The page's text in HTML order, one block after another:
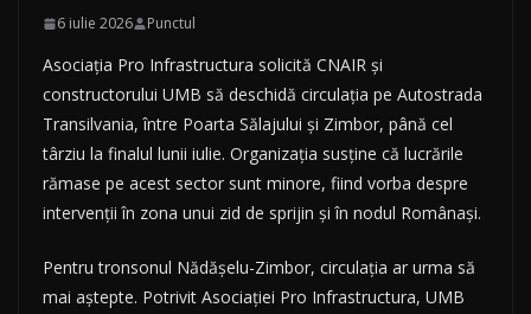
6 iulie 2026 Punctul
Asociația Pro Infrastructura solicită CNAIR și
constructorului UMB să deschidă circulația pe Autostrada
Transilvania, între Poarta Sălajului și Zimbor, până cel
târziu la finalul lunii iulie. Organizația susține că lucrările
rămase pe acest sector sunt minore, fiind vorba despre
intervenții în zona unui zid de sprijin și în nodul Românași.
Pentru tronsonul Nădășelu-Zimbor, circulația ar urma să
mai aștepte. Potrivit Asociației Pro Infrastructura, UMB